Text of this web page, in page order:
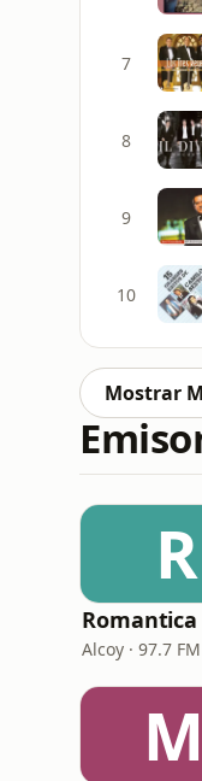
7
8
9
10
Mostrar
Romantica
Alcoy · 97.7 FM